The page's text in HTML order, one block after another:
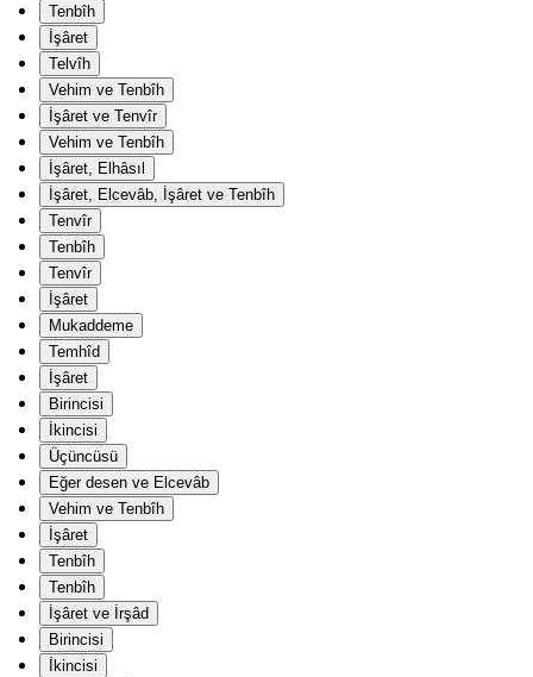
Tenbîh
İşâret
Telvîh
Vehim ve Tenbîh
İşâret ve Tenvîr
Vehim ve Tenbîh
İşâret, Elhâsıl
İşâret, Elcevâb, İşâret ve Tenbîh
Tenvîr
Tenbîh
Tenvîr
İşâret
Mukaddeme
Temhîd
İşâret
Birincisi
İkincisi
Üçüncüsü
Eğer desen ve Elcevâb
Vehim ve Tenbîh
İşâret
Tenbîh
Tenbîh
İşâret ve İrşâd
Birincisi
İkincisi